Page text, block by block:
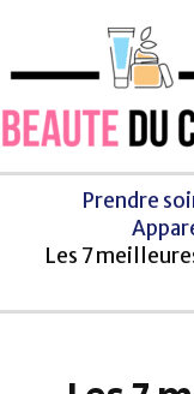
contenu
Prendre
Les 7